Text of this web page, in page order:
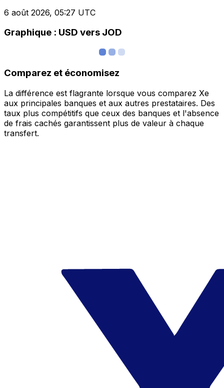
6 août 2026, 05:27 UTC
Graphique : USD vers JOD
Comparez et économisez
La différence est flagrante lorsque vous comparez Xe
aux principales banques et aux autres prestataires. Des
taux plus compétitifs que ceux des banques et l'absence
de frais cachés garantissent plus de valeur à chaque
transfert.